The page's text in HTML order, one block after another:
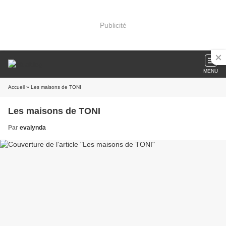
Publicité
MENU
Accueil » Les maisons de TONI
Les maisons de TONI
Par evalynda